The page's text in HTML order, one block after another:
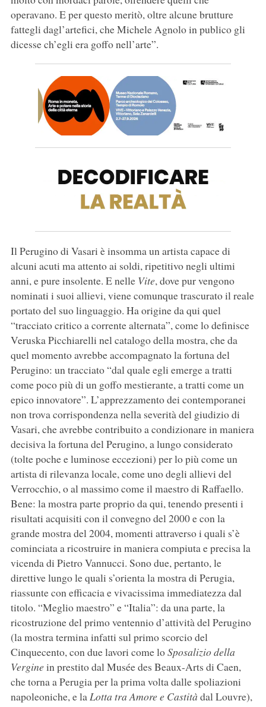
operavano. E per questo meritò, oltre alcune brutture
fattegli dagl’artefici, che Michele Agnolo in publico gli
dicesse ch’egli era goffo nell’arte”.
Il Perugino di Vasari è insomma un artista capace di
alcuni acuti ma attento ai soldi, ripetitivo negli ultimi
anni, e pure insolente. E nelle Vite, dove pur vengono
nominati i suoi allievi, viene comunque trascurato il reale
portato del suo linguaggio. Ha origine da qui quel
“tracciato critico a corrente alternata”, come lo definisce
Veruska Picchiarelli nel catalogo della mostra, che da
quel momento avrebbe accompagnato la fortuna del
Perugino: un tracciato “dal quale egli emerge a tratti
come poco più di un goffo mestierante, a tratti come un
epico innovatore”. L’apprezzamento dei contemporanei
non trova corrispondenza nella severità del giudizio di
Vasari, che avrebbe contribuito a condizionare in maniera
decisiva la fortuna del Perugino, a lungo considerato
(tolte poche e luminose eccezioni) per lo più come un
artista di rilevanza locale, come uno degli allievi del
Verrocchio, o al massimo come il maestro di Raffaello.
Bene: la mostra parte proprio da qui, tenendo presenti i
risultati acquisiti con il convegno del 2000 e con la
grande mostra del 2004, momenti attraverso i quali s’è
cominciata a ricostruire in maniera compiuta e precisa la
vicenda di Pietro Vannucci. Sono due, pertanto, le
direttive lungo le quali s’orienta la mostra di Perugia,
riassunte con efficacia e vivacissima immediatezza dal
titolo. “Meglio maestro” e “Italia”: da una parte, la
ricostruzione del primo ventennio d’attività del Perugino
(la mostra termina infatti sul primo scorcio del
Cinquecento, con due lavori come loSposalizio della
Verginein prestito dal Musée des Beaux-Arts di Caen,
che torna a Perugia per la prima volta dalle spoliazioni
napoleoniche, e laLotta tra Amore e Castità dal Louvre),